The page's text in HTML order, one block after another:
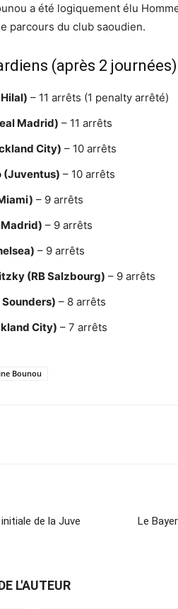
a été logiquement élu
parcours du club saoudien.
(après 2 journées)
– 11 arrêts (1 penalty arrêté)
Madrid) – 11 arrêts
City) – 10 arrêts
(Juventus) – 10 arrêts
– 9 arrêts
– 9 arrêts
– 9 arrêts
(RB Salzbourg) – 9 arrêts
– 8 arrêts
City) – 7 arrêts
Bounou
de la Juve
Le
L'AUTEUR